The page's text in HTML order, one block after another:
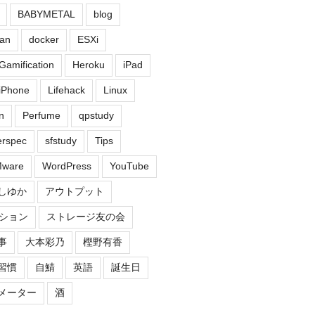
BABYMETAL blog
docker ESXi
Heroku iPad
Lifehack Linux
Perfume qpstudy
sfstudy Tips
WordPress YouTube
ゆか アウトプット
ョン ストレージ友の会
大本彩乃 樫野有香
慣 自鯖 英語 誕生日
ーター 酒